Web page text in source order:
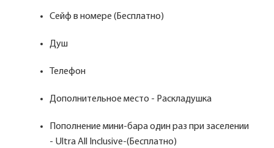
Сейф в номере (Бесплатно)
Душ
Телефон
Дополнительное место - Раскладушка
Пополнение мини-бара один раз при заселении
- Ultra All Inclusive-(Бесплатно)